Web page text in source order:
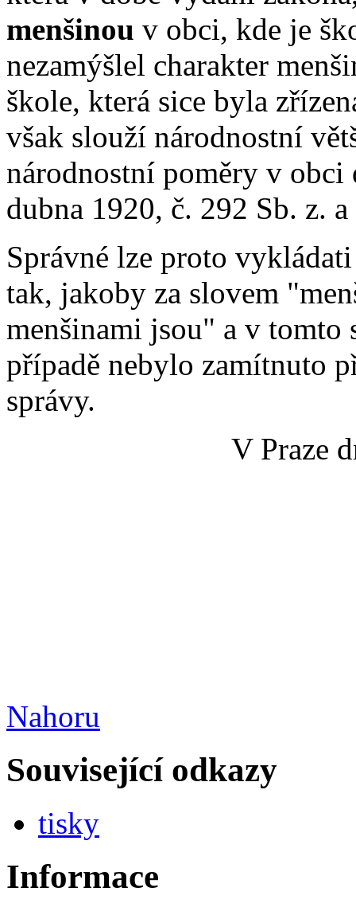
menšinou v obci, kde je
nezamýšlel charakter
škole, která sice byla
však slouží národnostní
národnostní poměry v obci
dubna 1920, č. 292 Sb. z.
Správné lze proto
tak, jakoby za slovem
menšinami jsou" a v tomto
případě nebylo zamítnuto
správy.
V Praze
Nahoru
Související odkazy
tisky
Informace